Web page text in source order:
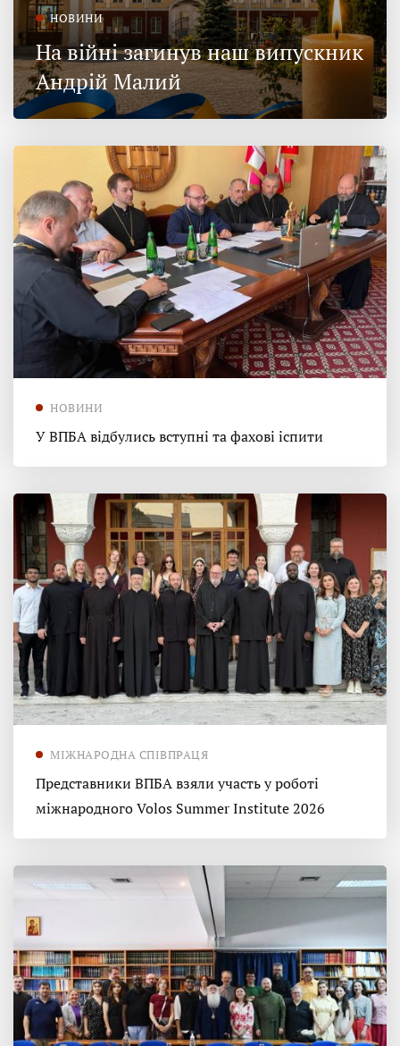
НОВИНИ
На війні загинув наш випускник
Андрій Малий
НОВИНИ
У ВПБА відбулись вступні та фахові іспити
МІЖНАРОДНА СПІВПРАЦЯ
Представники ВПБА взяли участь у роботі
міжнародного Volos Summer Institute 2026